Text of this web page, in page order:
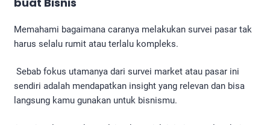
Memahami bagaimana caranya melakukan survei pasar tak
harus selalu rumit atau terlalu kompleks.
Sebab fokus utamanya dari survei market atau pasar ini
sendiri adalah mendapatkan insight yang relevan dan bisa
langsung kamu gunakan untuk bisnismu.